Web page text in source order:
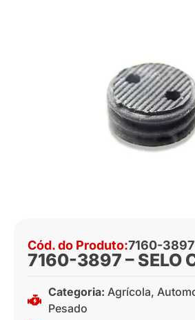
Cód. do Produto:7160-3897
7160-3897 – SELO
Categoria: Agrícola,
Pesado